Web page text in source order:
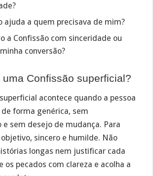
ajuda a quem precisava de mim?
a Confissão com sinceridade ou
conversão?
uma Confissão superficial?
acontece quando a pessoa
forma genérica, sem
sem desejo de mudança. Para
sincero e humilde. Não
longas nem justificar cada
os pecados com clareza e acolha a